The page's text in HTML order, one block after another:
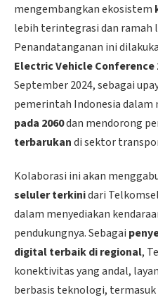
mengembangkan ekosistem
lebih terintegrasi dan ramah
Penandatanganan ini
Electric Vehicle Conference
September 2024, sebagai
pemerintah Indonesia dalam
pada 2060dan mendorong
terbarukandi sektor
Kolaborasi ini akan
seluler terkinidari
dalam menyediakan
pendukungnya. Sebagai
digital terbaik di regional,
konektivitas yang andal,
berbasis teknologi, termasuk